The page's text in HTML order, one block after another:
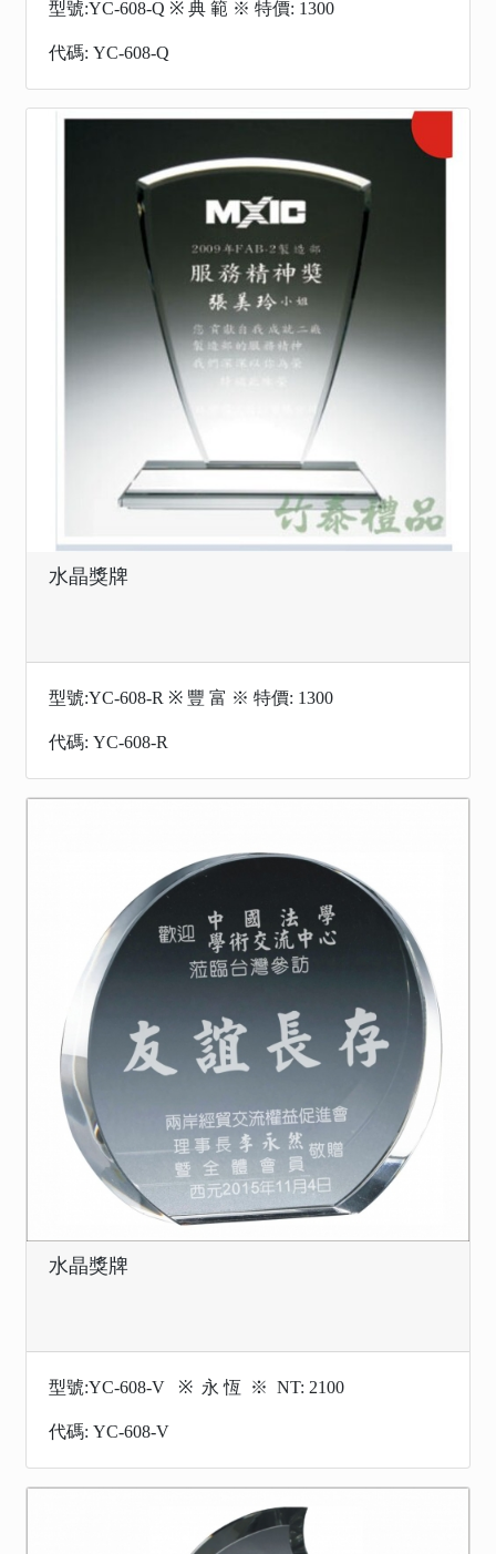
型號:YC-608-Q ※ 典 範 ※ 特價: 1300
代碼: YC-608-Q
水晶獎牌
型號:YC-608-R ※ 豐 富 ※ 特價: 1300
代碼: YC-608-R
水晶獎牌
型號:YC-608-V ※ 永 恆 ※ NT: 2100
代碼: YC-608-V